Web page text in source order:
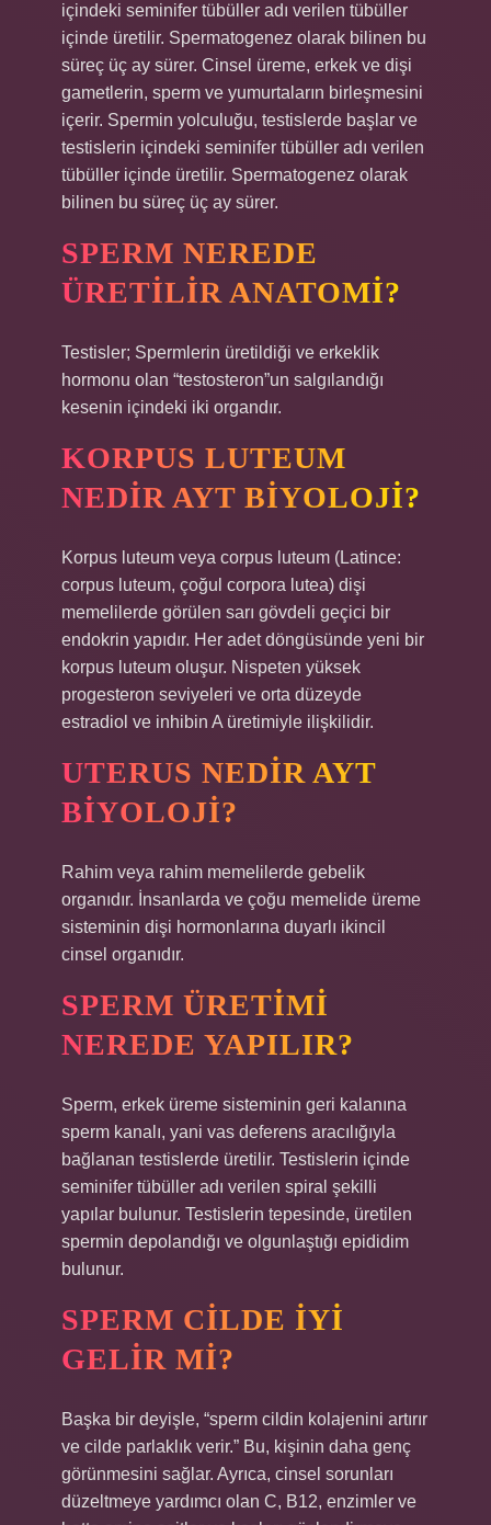
içindeki seminifer tübüller adı verilen tübüller
içinde üretilir. Spermatogenez olarak bilinen bu
süreç üç ay sürer. Cinsel üreme, erkek ve dişi
gametlerin, sperm ve yumurtaların birleşmesini
içerir. Spermin yolculuğu, testislerde başlar ve
testislerin içindeki seminifer tübüller adı verilen
tübüller içinde üretilir. Spermatogenez olarak
bilinen bu süreç üç ay sürer.
SPERM NEREDE
ÜRETILIR ANATOMI?
Testisler; Spermlerin üretildiği ve erkeklik
hormonu olan “testosteron”un salgılandığı
kesenin içindeki iki organdır.
KORPUS LUTEUM
NEDIR AYT BIYOLOJI?
Korpus luteum veya corpus luteum (Latince:
corpus luteum, çoğul corpora lutea) dişi
memelilerde görülen sarı gövdeli geçici bir
endokrin yapıdır. Her adet döngüsünde yeni bir
korpus luteum oluşur. Nispeten yüksek
progesteron seviyeleri ve orta düzeyde
estradiol ve inhibin A üretimiyle ilişkilidir.
UTERUS NEDIR AYT
BIYOLOJI?
Rahim veya rahim memelilerde gebelik
organıdır. İnsanlarda ve çoğu memelide üreme
sisteminin dişi hormonlarına duyarlı ikincil
cinsel organıdır.
SPERM ÜRETIMI
NEREDE YAPILIR?
Sperm, erkek üreme sisteminin geri kalanına
sperm kanalı, yani vas deferens aracılığıyla
bağlanan testislerde üretilir. Testislerin içinde
seminifer tübüller adı verilen spiral şekilli
yapılar bulunur. Testislerin tepesinde, üretilen
spermin depolandığı ve olgunlaştığı epididim
bulunur.
SPERM CILDE IYI
GELIR MI?
Başka bir deyişle, “sperm cildin kolajenini artırır
ve cilde parlaklık verir.” Bu, kişinin daha genç
görünmesini sağlar. Ayrıca, cinsel sorunları
düzeltmeye yardımcı olan C, B12, enzimler ve